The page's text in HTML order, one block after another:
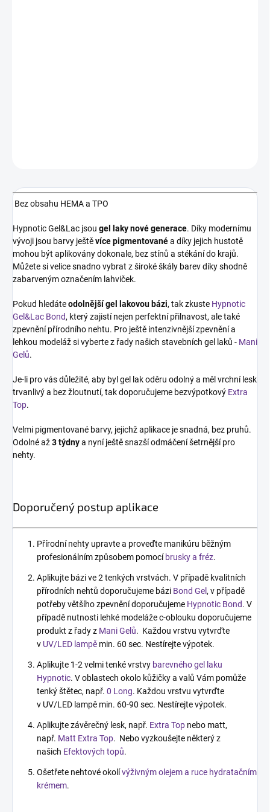
Bez obsahu HEMA a TPO
Hypnotic Gel&Lac jsou gel lakynové generace. Díky modernímu
vývoji jsou barvy ještěvíce pigmentovanéa díky jejich hustotě
mohou být aplikovány dokonale, bez stínů a stékání do krajů.
Můžete si velice snadno vybrat z široké škály barev díky shodně
zabarveným označením lahviček.
Pokud hledáteodolnější gel lakovou bázi, tak zkuste Hypnotic
Gel&Lac Bond, který zajistí nejen perfektní přilnavost, ale také
zpevnění přírodního nehtu. Pro ještě intenzivnější zpevnění a
lehkou modeláž si vyberte z řady našich stavebních gel laků - Mani
Gelů.
Je-li pro vás důležité, aby byl gel lak oděru odolný a měl vrchní lesk
trvanlivý a bez žloutnutí, tak doporučujeme bezvýpotkový Extra
Top.
Velmi pigmentované barvy, jejichž aplikace je snadná, bez pruhů.
Odolné až3 týdnya nyní ještě snazší odmáčení šetrnější pro
nehty.
Doporučený postup aplikace
Přírodní nehty upravte a proveďte manikúru běžným
profesionálním způsobem pomocí brusky a fréz.
Aplikujte bázi ve 2 tenkých vrstvách. V případě kvalitních
přírodních nehtů doporučujeme bázi Bond Gel, v případě
potřeby většího zpevnění doporučujeme Hypnotic Bond. V
případě nutnosti lehké modeláže c-oblouku doporučujeme
produkt z řady z Mani Gelů. Každou vrstvu vytvrďte
v UV/LED lampě min. 60 sec. Nestírejte výpotek.
Aplikujte 1-2 velmi tenké vrstvy barevného gel laku
Hypnotic. V oblastech okolo kůžičky a valů Vám pomůže
tenký štětec, např. 0 Long. Každou vrstvu vytvrďte
v UV/LED lampě min. 60-90 sec. Nestírejte výpotek.
Aplikujte závěrečný lesk, např. Extra Top nebo matt,
např. Matt Extra Top. Nebo vyzkoušejte některý z
našich Efektových topů.
Ošetřete nehtové okolívýživným olejem a ruce hydratačním
krémem.